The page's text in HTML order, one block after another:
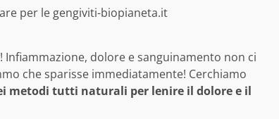
per le gengiviti-biopianeta.it
Infiammazione, dolore e sanguinamento non ci
che sparisse immediatamente! Cerchiamo
metodi tutti naturali per lenire il dolore e il